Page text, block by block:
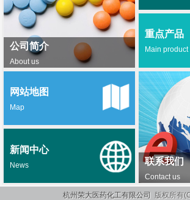
公司简介
About us
重点产品
Main product
联系我们
Contact us
网站地图
Map
新闻中心
News
杭州荣大医药化工有限公司 版权所有